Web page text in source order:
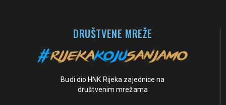
DRUŠTVENE MREŽE
Budi dio HNK Rijeka zajednice na
društvenim mrežama